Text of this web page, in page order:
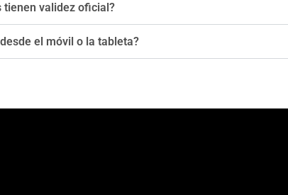
tienen validez oficial?
el móvil o la tableta?